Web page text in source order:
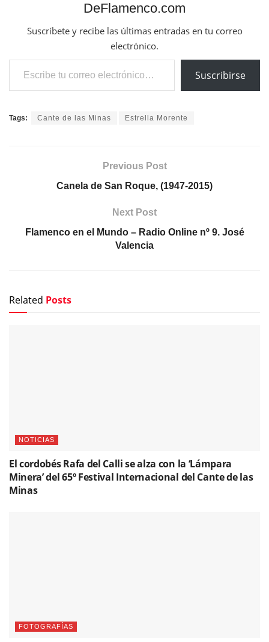
DeFlamenco.com
Suscríbete y recibe las últimas entradas en tu correo
electrónico.
Escribe tu correo electrónico…
Suscribirse
Tags: Cante de las Minas Estrella Morente
Previous Post
Canela de San Roque, (1947-2015)
Next Post
Flamenco en el Mundo – Radio Online nº 9. José
Valencia
Related Posts
NOTICIAS
El cordobés Rafa del Calli se alza con la ‘Lámpara
Minera’ del 65º Festival Internacional del Cante de las
Minas
FOTOGRAFÍAS